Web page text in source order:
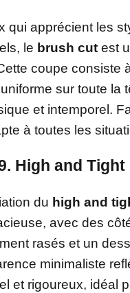
qui apprécient les
le brush cut est
coupe consiste
sur toute la
et intemporel.
à toutes les
High and Tight
du high and
avec des
rasés et un
minimaliste
et rigoureux, idéal